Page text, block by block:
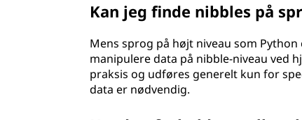
Kan jeg finde nibbles på
Mens sprog på højt niveau som
manipulere data på nibble-niveau ved
praksis og udføres generelt kun for
data er nødvendig.